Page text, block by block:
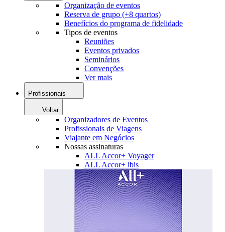
Organização de eventos
Reserva de grupo (+8 quartos)
Benefícios do programa de fidelidade
Tipos de eventos
Reuniões
Eventos privados
Seminários
Convenções
Ver mais
Profissionais
Voltar
Organizadores de Eventos
Profissionais de Viagens
Viajante em Negócios
Nossas assinaturas
ALL Accor+ Voyager
ALL Accor+ ibis